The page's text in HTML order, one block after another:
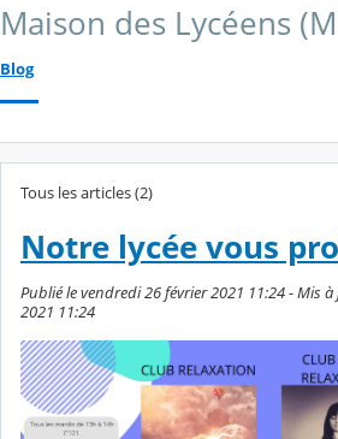
Maison des Lycéens
Blog
Tous les articles (2)
Notre lycée vous
Publié le vendredi 26 février 2021 11:24 - Mis
2021 11:24